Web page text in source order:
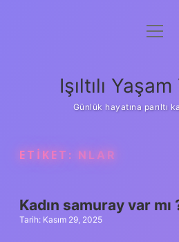
Anasayfa
Yasal
menüyü
Işıltılı
Günlük hayatına parıltı
ETIKET: NLAR
Kadın samuray var mı
Tarih: Kasım 29, 2025